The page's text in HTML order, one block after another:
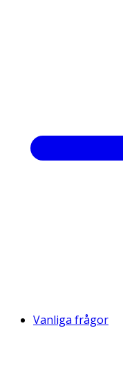
Vanliga frågor